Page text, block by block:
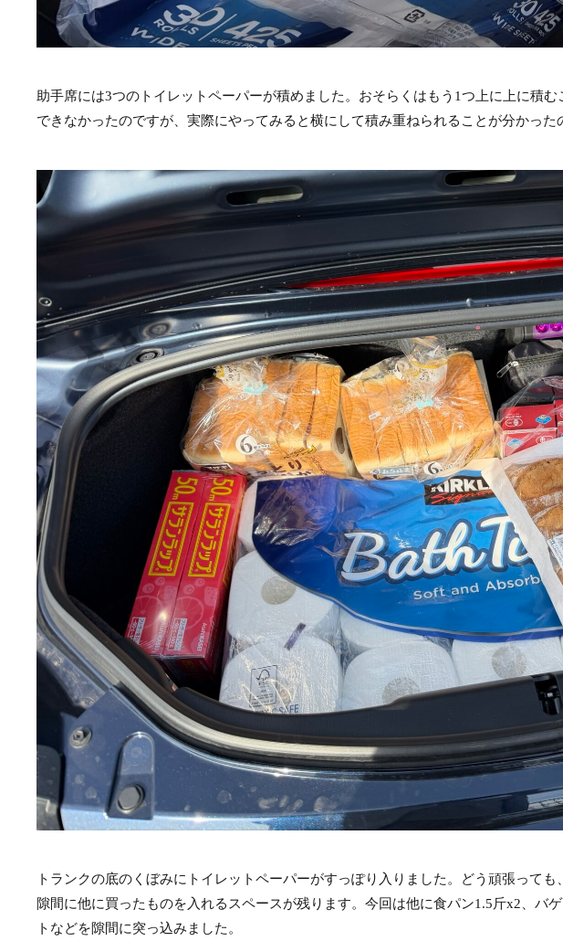
助手席には3つのトイレットペーパーが積めました。おそらくはもう1つ上に上に積
できなかったのですが、実際にやってみると横にして積み重ねられることが分かった
トランクの底のくぼみにトイレットペーパーがすっぽり入りました。どう頑張って
隙間に他に買ったものを入れるスペースが残ります。今回は他に食パン1.5斤x2、バ
トなどを隙間に突っ込みました。